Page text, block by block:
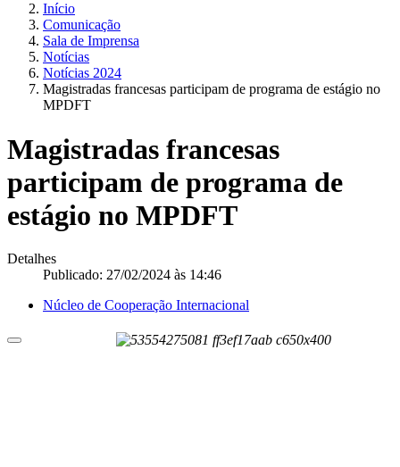
Início
Comunicação
Sala de Imprensa
Notícias
Notícias 2024
Magistradas francesas participam de programa de estágio no
MPDFT
Magistradas francesas
participam de programa de
estágio no MPDFT
Detalhes
Publicado: 27/02/2024 às 14:46
Núcleo de Cooperação Internacional